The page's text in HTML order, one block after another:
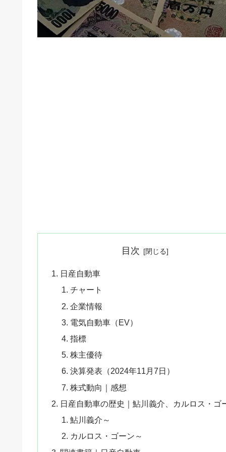
目次
日産自動車
チャート
企業情報
電気自動車（EV）
指標
株主優待
決算発表（2024年11月7日）
株式動向｜感想
日産自動車の歴史｜鮎川義介、カルロス・ゴ
鮎川義介～
カルロス・ゴーン～